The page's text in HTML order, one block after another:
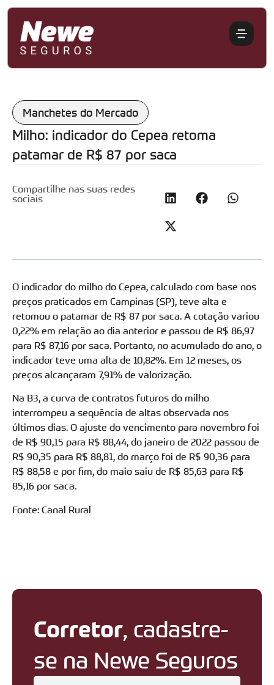
Manchetes do Mercado
Milho: indicador do Cepea retoma
patamar de R$ 87 por saca
Compartilhe nas suas redes
sociais
O indicador do milho do Cepea, calculado com base nos
preços praticados em Campinas (SP), teve alta e
retomou o patamar de R$ 87 por saca. A cotação variou
0,22% em relação ao dia anterior e passou de R$ 86,97
para R$ 87,16 por saca. Portanto, no acumulado do ano, o
indicador teve uma alta de 10,82%. Em 12 meses, os
preços alcançaram 7,91% de valorização.
Na B3, a curva de contratos futuros do milho
interrompeu a sequência de altas observada nos
últimos dias. O ajuste do vencimento para novembro foi
de R$ 90,15 para R$ 88,44, do janeiro de 2022 passou de
R$ 90,35 para R$ 88,81, do março foi de R$ 90,36 para
R$ 88,58 e por fim, do maio saiu de R$ 85,63 para R$
85,16 por saca.
Fonte: Canal Rural
Corretor, cadastre-
se na Newe Seguros